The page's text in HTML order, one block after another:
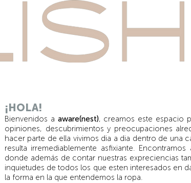
¡HOLA!
Bienvenidos a aware(nest), creamos este espacio
opiniones, descubrimientos y preocupaciones
hacer parte de ella vivimos dia a dia dentro de una
resulta irremediablemente asfixiante.
donde además de contar nuestras expreciencias
inquietudes de todos los que esten interesados en
la forma en la que entendemos la ropa.